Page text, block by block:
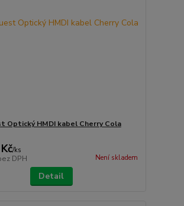
Optický HMDI kabel Cherry Cola
/ks
DPH Není skladem
Detail